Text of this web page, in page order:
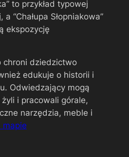
to przykład typowej
“Chałupa Słopniakowa”
ekspozycję
chroni dziedzictwo
edukuje o historii i
Odwiedzający mogą
i pracowali górale,
narzędzia, meble i
mapie